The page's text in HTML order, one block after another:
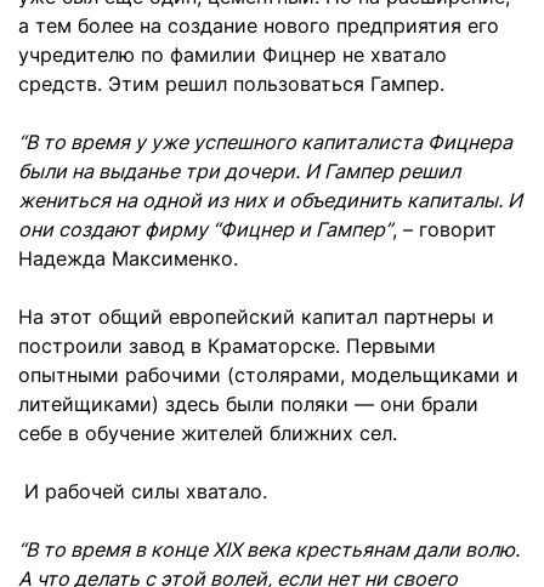
а тем более на создание нового предприятия его
учредителю по фамилии Фицнер не хватало
средств. Этим решил пользоваться Гампер.
“В то время у уже успешного капиталиста Фицнера
были на выданье три дочери. И Гампер решил
жениться на одной из них и объединить капиталы. И
они создают фирму “Фицнер и Гампер”, – говорит
Надежда Максименко.
На этот общий европейский капитал партнеры и
построили завод в Краматорске. Первыми
опытными рабочими (столярами, модельщиками и
литейщиками) здесь были поляки — они брали
себе в обучение жителей ближних сел.
И рабочей силы хватало.
“В то время в конце XIX века крестьянам дали волю.
А что делать с этой волей, если нет ни своего